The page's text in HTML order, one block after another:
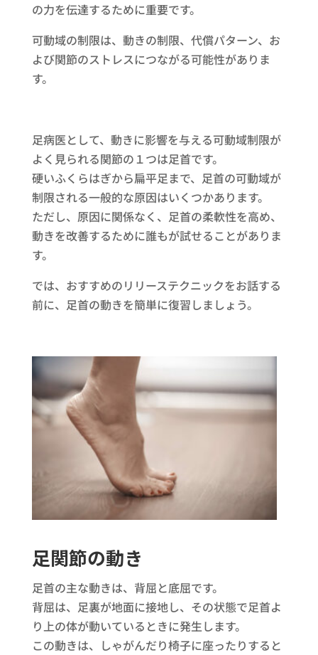
の力を伝達するために重要です。
可動域の制限は、動きの制限、代償パターン、お
よび関節のストレスにつながる可能性がありま
す。
足病医として、動きに影響を与える可動域制限が
よく見られる関節の１つは足首です。
硬いふくらはぎから扁平足まで、足首の可動域が
制限される一般的な原因はいくつかあります。
ただし、原因に関係なく、足首の柔軟性を高め、
動きを改善するために誰もが試せることがありま
す。
では、おすすめのリリーステクニックをお話する
前に、足首の動きを簡単に復習しましょう。
足関節の動き
足首の主な動きは、背屈と底屈です。
背屈は、足裏が地面に接地し、その状態で足首よ
り上の体が動いているときに発生します。
この動きは、しゃがんだり椅子に座ったりすると